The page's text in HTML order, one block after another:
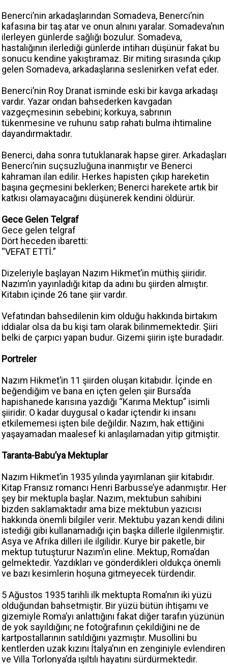
Benerci’nin arkadaşlarından Somadeva, Benerci’nin
kafasına bir taş atar ve onun alnını yaralar. Somadeva’nın
ilerleyen günlerde sağlığı bozulur. Somadeva,
hastalığının ilerlediği günlerde intiharı düşünür fakat bu
sonucu kendine yakıştıramaz. Bir miting sırasında çıkıp
gelen Somadeva, arkadaşlarına seslenirken vefat eder.
Benerci’nin Roy Dranat isminde eski bir kavga arkadaşı
vardır. Yazar ondan bahsederken kavgadan
vazgeçmesinin sebebini; korkuya, sabrının
tükenmesine ve ruhunu satıp rahatı bulma ihtimaline
dayandırmaktadır.
Benerci, daha sonra tutuklanarak hapse girer. Arkadaşları
Benerci’nin suçsuzluğuna inanmıştır ve Benerci
kahraman ilan edilir. Herkes hapisten çıkıp hareketin
başına geçmesini beklerken; Benerci harekete artık bir
katkısı olamayacağını düşünerek kendini öldürür.
Gece Gelen Telgraf
Gece gelen telgraf
Dört heceden ibaretti:
“VEFAT ETTİ.”
Dizeleriyle başlayan Nazım Hikmet’in müthiş şiiridir.
Nazım’ın yayınladığı kitap da adını bu şiirden almıştır.
Kitabın içinde 26 tane şiir vardır.
Vefatından bahsedilenin kim olduğu hakkında birtakım
iddialar olsa da bu kişi tam olarak bilinmemektedir. Şiiri
belki de çarpıcı yapan budur. Gizemi şiirin işte buradadır.
Portreler
Nazım Hikmet’in 11 şiirden oluşan kitabıdır. İçinde en
beğendiğim ve bana en içten gelen şiir Bursa’da
hapishanede karısına yazdığı “Karıma Mektup” isimli
şiiridir. O kadar duygusal o kadar içtendir ki insanı
etkilememesi işten bile değildir. Nazım, hak ettiğini
yaşayamadan maalesef ki anlaşılamadan yitip gitmiştir.
Taranta-Babu’ya Mektuplar
Nazım Hikmet’in 1935 yılında yayımlanan şiir kitabıdır.
Kitap Fransız romancı Henri Barbusse’ye adanmıştır. Her
şey bir mektupla başlar. Nazım, mektubun sahibini
bizden saklamaktadır ama bize mektubun yazıcısı
hakkında önemli bilgiler verir. Mektubu yazan kendi dilini
istediği gibi kullanamadığı için başka dillerle ilgilenmiştir.
Asya ve Afrika dilleri ile ilgilidir. Kurye bir paketle, bir
mektup tutuşturur Nazım’ın eline. Mektup, Roma’dan
gelmektedir. Yazdıkları ve gönderdikleri oldukça önemli
ve bazı kesimlerin hoşuna gitmeyecek türdendir.
5 Ağustos 1935 tarihli ilk mektupta Roma’nın iki yüzü
olduğundan bahsetmiştir. Bir yüzü bütün ihtişamı ve
gizemiyle Roma’yı anlattığını fakat diğer tarafın yüzünün
de yok sayıldığını; ne fotoğrafının çekildiğini ne de
kartpostallarının satıldığını yazmıştır. Musollini bu
kentlerden uzak kızını İtalya’nın en zenginiyle evlendiren
ve Villa Torlonya’da ışıltılı hayatını sürdürmektedir.